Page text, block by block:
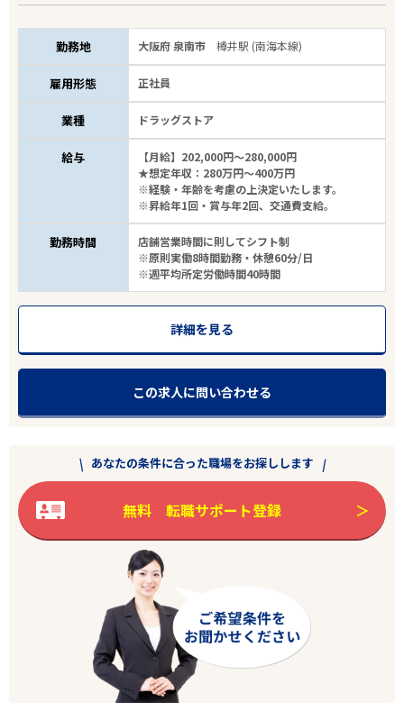
勤務地 大阪府 泉南市樽井駅 (南海本線)
雇用形態 正社員
業種 ドラッグストア
給与
【月給】202,000円～280,000円
★想定年収：280万円～400万円
※経験・年齢を考慮の上決定いたします。
※昇給年1回・賞与年2回、交通費支給。
勤務時間
店舗営業時間に則してシフト制
※原則実働8時間勤務・休憩60分/日
※週平均所定労働時間40時間
詳細を見る
この求人に問い合わせる
あなたの条件に合った職場をお探しします
無料 転職サポート登録